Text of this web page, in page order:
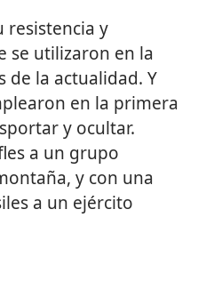
resistencia y
se utilizaron en la
de la actualidad. Y
en la primera
y ocultar.
a un grupo
y con una
a un ejército